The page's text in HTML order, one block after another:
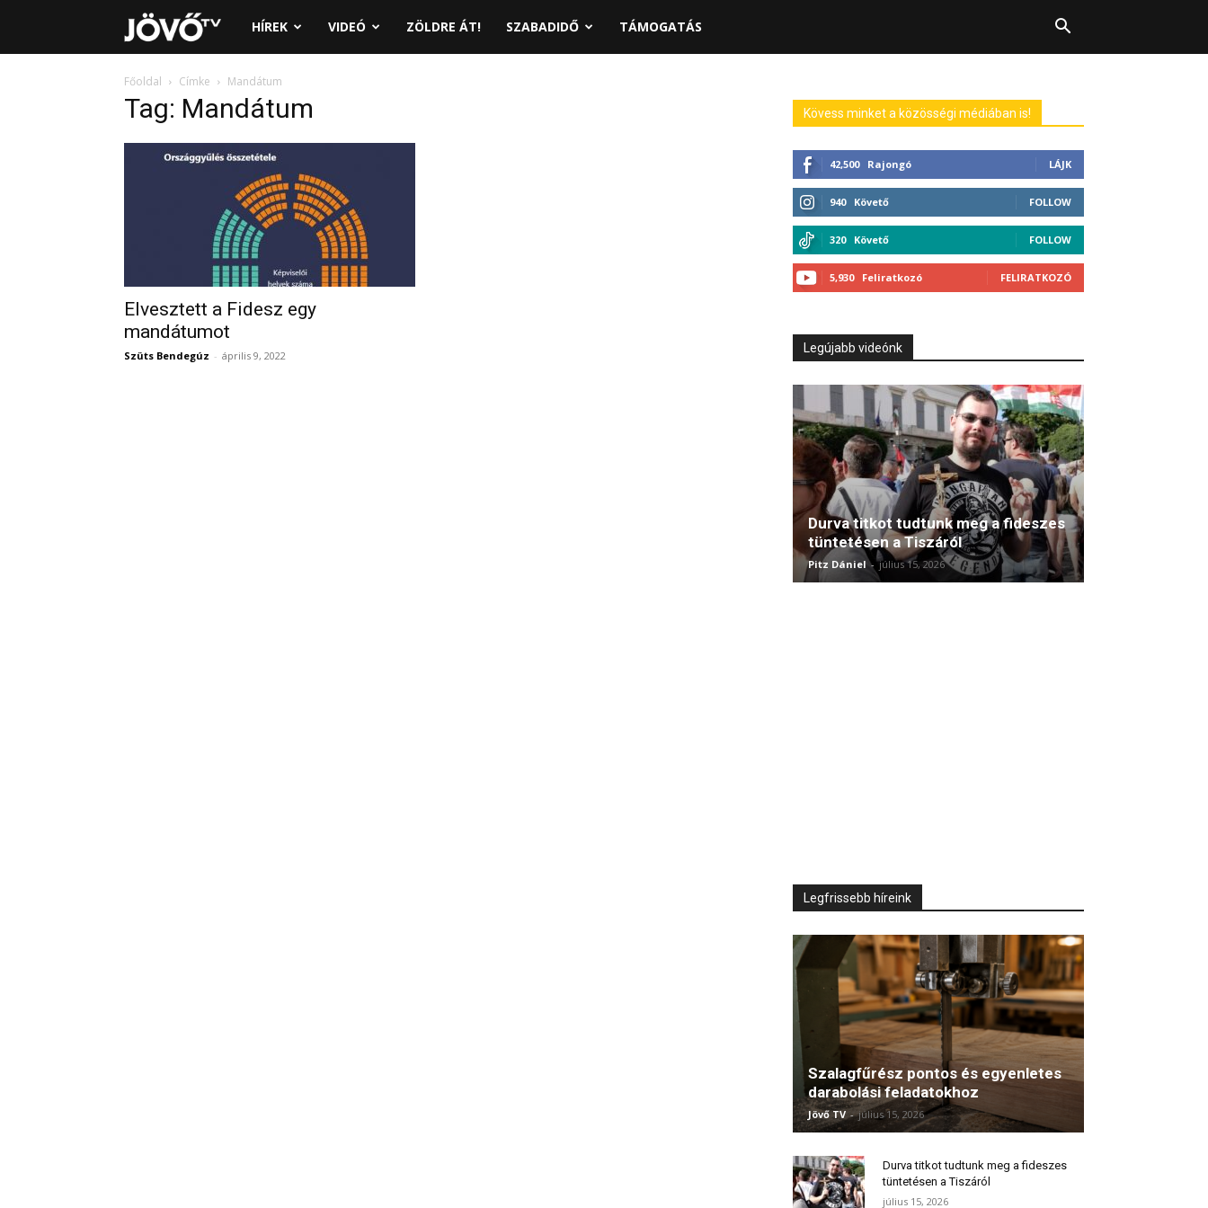
Jövő
TV
HÍREK VIDEÓ ZÖLDRE ÁT! SZABADIDŐ TÁMOGATÁS
Főoldal Címke Mandátum
Tag: Mandátum
Elvesztett a Fidesz egy
mandátumot
Szüts Bendegúz - április 9, 2022
Kövess minket a közösségi médiában is!
42,500 Rajongó LÁJK
940 Követő FOLLOW
320 Követő FOLLOW
5,930 Feliratkozó FELIRATKOZÓ
Legújabb videónk
Durva titkot tudtunk meg a fideszes
tüntetésen a Tiszáról
Pitz Dániel - július 15, 2026
Legfrissebb híreink
Szalagfűrész pontos és egyenletes
darabolási feladatokhoz
Jövő TV - július 15, 2026
Durva titkot tudtunk meg a fideszes
tüntetésen a Tiszáról
július 15, 2026